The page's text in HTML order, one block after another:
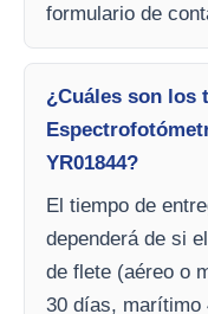
formulario de
¿Cuáles son los
YR01844?
El tiempo de
dependerá de si
de flete (aéreo o
30 días, marítimo